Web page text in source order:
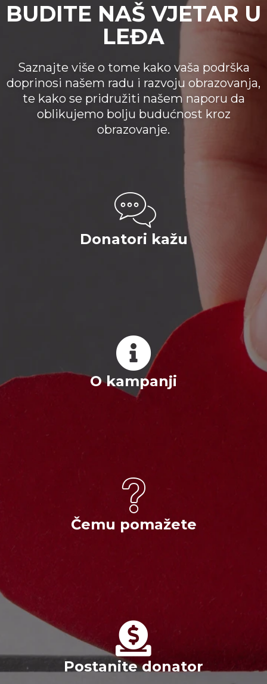
BUDITE NAŠ VJETAR U
LEĐA
Saznajte više o tome kako vaša podrška
doprinosi našem radu i razvoju obrazovanja,
te kako se pridružiti našem naporu da
oblikujemo bolju budućnost kroz
obrazovanje.
Donatori kažu
O kampanji
Čemu pomažete
Postanite donator